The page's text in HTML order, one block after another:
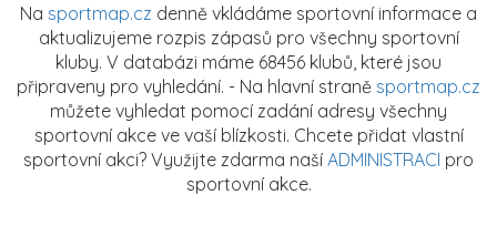
Na sportmap.cz denně vkládáme sportovní informace a
aktualizujeme rozpis zápasů pro všechny sportovní
kluby. V databázi máme 68456 klubů, které jsou
připraveny pro vyhledání. - Na hlavní straně sportmap.cz
můžete vyhledat pomocí zadání adresy všechny
sportovní akce ve vaší blízkosti. Chcete přidat vlastní
sportovní akci? Využijte zdarma naší ADMINISTRACI pro
sportovní akce.